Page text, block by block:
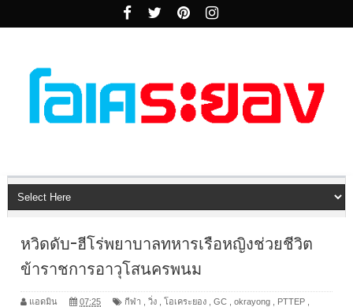
หวิดดับ-ฮีโร่พยาบาลทหารเรือหญิงช่วยชีวิต
ข้าราชการอาวุโสนครพนม
แอดมิน 07:25 กีฬา วิ่ง โอเคระยอง GC okrayong PTTEP